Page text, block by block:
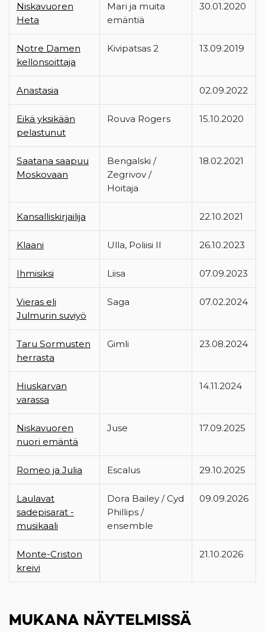
Niskavuoren
Heta
Mari ja muita
emäntiä
30.01.2020
Notre Damen
kellonsoittaja
Kivipatsas 2 13.09.2019
Anastasia 02.09.2022
Eikä yksikään
pelastunut
Rouva Rogers 15.10.2020
Saatana saapuu
Moskovaan
Bengalski /
Zegrivov /
Hoitaja
18.02.2021
Kansalliskirjailija 22.10.2021
Klaani Ulla, Poliisi II 26.10.2023
Ihmisiksi Liisa 07.09.2023
Vieras eli
Julmurin suviyö
Saga 07.02.2024
Taru Sormusten
herrasta
Gimli 23.08.2024
Hiuskarvan
varassa
14.11.2024
Niskavuoren
nuori emäntä
Juse 17.09.2025
Romeo ja Julia Escalus 29.10.2025
Laulavat
sadepisarat -
musikaali
Dora Bailey / Cyd
Phillips /
ensemble
09.09.2026
Monte-Criston
kreivi
21.10.2026
MUKANA NÄYTELMISSÄ